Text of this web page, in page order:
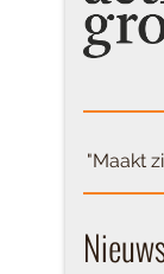
"Maakt